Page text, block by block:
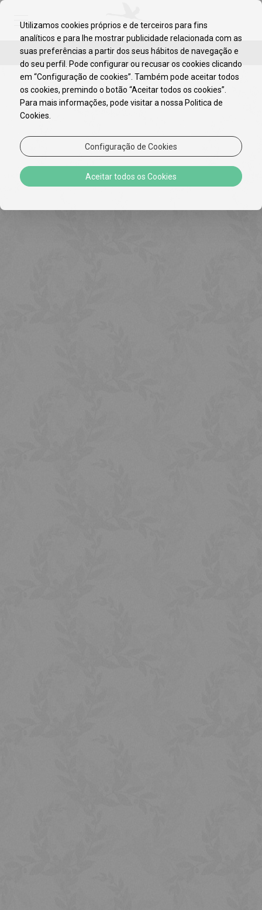
RESERVE ONLINE!
PT
Utilizamos cookies próprios e de terceiros para fins
analíticos e para lhe mostrar publicidade relacionada com as
suas preferências a partir dos seus hábitos de navegação e
do seu perfil. Pode configurar ou recusar os cookies clicando
em “Configuração de cookies”. Também pode aceitar todos
os cookies, premindo o botão “Aceitar todos os cookies”.
Para mais informações, pode visitar a nossa Politica de
Cookies.
Configuração de Cookies
Aceitar todos os Cookies